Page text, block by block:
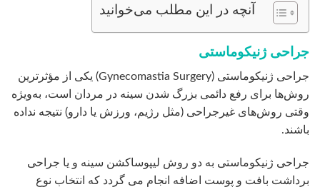
آنچه در این مطلب می‌خوانید
جراحی ژنیکوماستی
جراحی ژنیکوماستی (Gynecomastia Surgery) یکی از مؤثرترین
روش‌ها برای رفع دائمی بزرگ شدن سینه در مردان است، به‌ویژه
وقتی روش‌های غیرجراحی (مثل رژیم، ورزش یا دارو) نتیجه نداده
باشند.
جراحی ژنیکوماستی به دو روش لیپوساکشن سینه و یا جراحی
برداشت بافت و پوست اضافه انجام می گردد که انتخاب نوع